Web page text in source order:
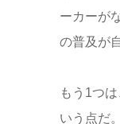
ーカーが
の普及が
もう1つ
いう点だ